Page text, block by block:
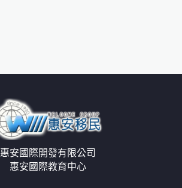
惠安國際開發有限公司
惠安國際教育中心